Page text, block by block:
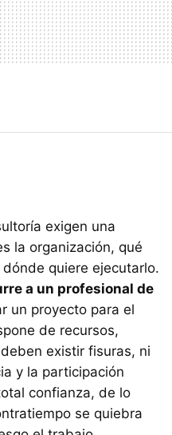
exigen una
la organización, qué
quiere ejecutarlo.
a un profesional de
un proyecto para el
de recursos,
existir fisuras, ni
y la participación
confianza, de lo
se quiebra